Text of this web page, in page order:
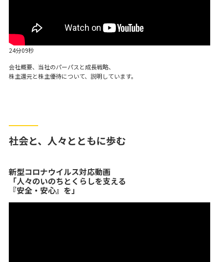
24分09秒
会社概要、当社のパーパスと成長戦略、
株主還元と株主優待について、説明しています。
社会と、人々とともに歩む
新型コロナウイルス対応動画
「人々のいのちとくらしを支える
『安全・安心』を」